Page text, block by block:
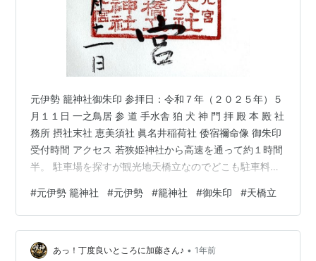
元伊勢 籠神社御朱印 参拝日：令和７年（２０２５年）５
月１１日 一之鳥居 参 道 手水舎 狛 犬 神 門 拝 殿 本 殿 社
務所 摂社末社 恵美須社 眞名井稲荷社 倭宿禰命像 御朱印
受付時間 アクセス 若狭姫神社から高速を通って約１時間
半。 駐車場を探すが観光地天橋立なのでどこも駐車料金
た。 一之鳥居 参 道 お百度石とさざれ石 手水舎 狛 犬 狛
犬が祠に入っているって初めて見かけました。 神 門 こ
こより先は撮影禁止でした。ので、中の様子は神社のHP
の写真を使わせていただきました。 拝 殿 神社HPより 本
#元伊勢 籠神社 #元伊勢 #籠神社 #御朱印 #天橋立
あっ！丁度良いところに加藤さん♪ • 1年前